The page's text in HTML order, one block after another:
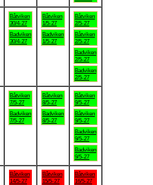
Båtviken
30/4-27
Badviken
30/4-27
Båtviken
1/5-27
Badviken
1/5-27
Båtviken
2/5-27
Båtviken
2/5-27
Badviken
2/5-27
Badviken
2/5-27
Båtviken
7/5-27
Badviken
7/5-27
Båtviken
8/5-27
Badviken
8/5-27
Båtviken
9/5-27
Båtviken
9/5-27
Badviken
9/5-27
Badviken
9/5-27
Båtviken
14/5-27
Båtviken
15/5-27
Båtviken
16/5-27